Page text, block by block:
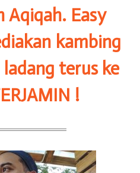
Aqiqah. Easy
kambing
terus ke
!